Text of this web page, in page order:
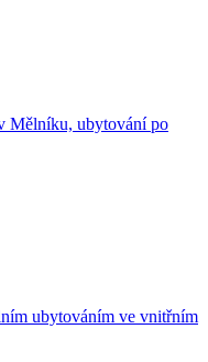
Mělníku, ubytování po
ubytováním ve vnitřním